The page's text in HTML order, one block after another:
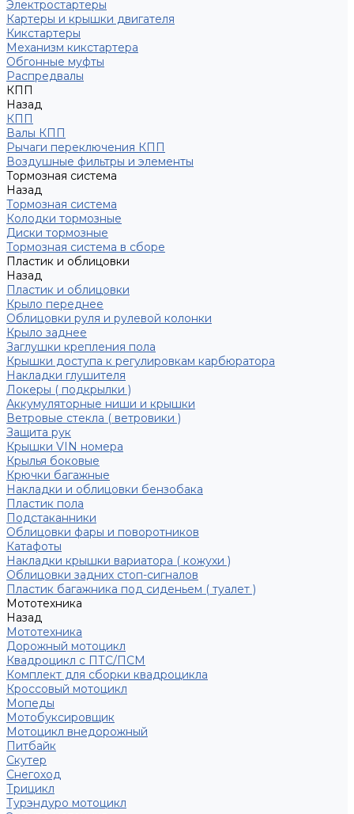
Электростартеры
Картеры и крышки двигателя
Кикстартеры
Механизм кикстартера
Обгонные муфты
Распредвалы
КПП
Назад
КПП
Валы КПП
Рычаги переключения КПП
Воздушные фильтры и элементы
Тормозная система
Назад
Тормозная система
Колодки тормозные
Диски тормозные
Тормозная система в сборе
Пластик и облицовки
Назад
Пластик и облицовки
Крыло переднее
Облицовки руля и рулевой колонки
Крыло заднее
Заглушки крепления пола
Крышки доступа к регулировкам карбюратора
Накладки глушителя
Локеры ( подкрылки )
Аккумуляторные ниши и крышки
Ветровые стекла ( ветровики )
Защита рук
Крышки VIN номера
Крылья боковые
Крючки багажные
Накладки и облицовки бензобака
Пластик пола
Подстаканники
Облицовки фары и поворотников
Катафоты
Накладки крышки вариатора ( кожухи )
Облицовки задних стоп-сигналов
Пластик багажника под сиденьем ( туалет )
Мототехника
Назад
Мототехника
Дорожный мотоцикл
Квадроцикл с ПТС/ПСМ
Комплект для сборки квадроцикла
Кроссовый мотоцикл
Мопеды
Мотобуксировщик
Мотоцикл внедорожный
Питбайк
Скутер
Снегоход
Трицикл
Турэндуро мотоцикл